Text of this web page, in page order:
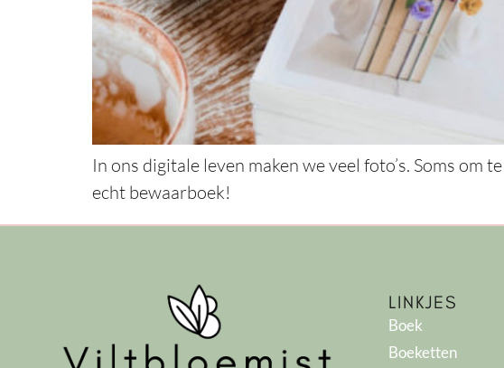
In ons digitale leven maken we veel foto’s. Soms
echt bewaarboek!
LINKJES
Boek
Boeketten